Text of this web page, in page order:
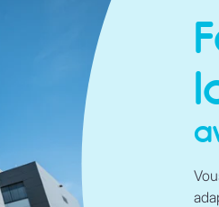
Expertise
Nous